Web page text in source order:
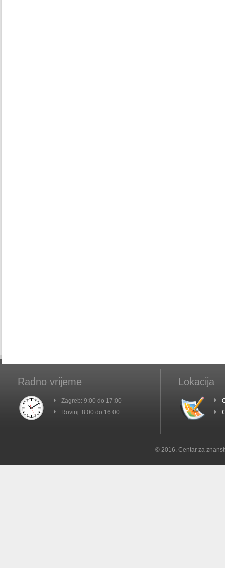
Radno vrijeme
Zagreb: 9:00 do 17:00
Rovinj: 8:00 do 16:00
Lokacija
© 2016. Centar za